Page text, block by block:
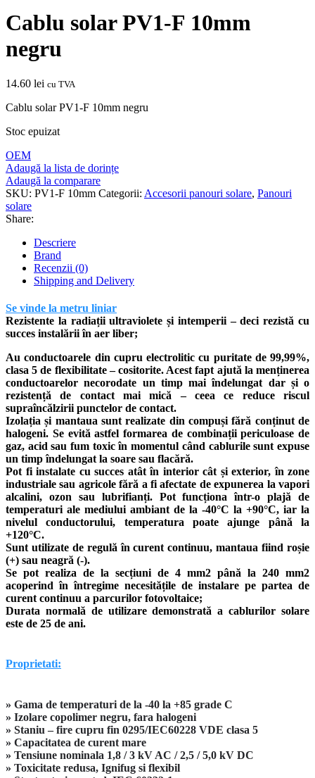
Cablu solar PV1-F 10mm
negru
14.60 lei cu TVA
Cablu solar PV1-F 10mm negru
Stoc epuizat
OEM
Adaugă la lista de dorințe
Adaugă la comparare
SKU: PV1-F 10mm Categorii: Accesorii panouri solare, Panouri
solare
Share:
Descriere
Brand
Recenzii (0)
Shipping and Delivery
Se vinde la metru liniar
Rezistente la radiații ultraviolete și intemperii – deci rezistă cu
succes instalării în aer liber;
Au conductoarele din cupru electrolitic cu puritate de 99,99%,
clasa 5 de flexibilitate – cositorite. Acest fapt ajută la menținerea
conductoarelor necorodate un timp mai îndelungat dar și o
rezistență de contact mai mică – ceea ce reduce riscul
supraîncălzirii punctelor de contact.
Izolația și mantaua sunt realizate din compuși fără conținut de
halogeni. Se evită astfel formarea de combinații periculoase de
gaz, acid sau fum toxic în momentul când cablurile sunt expuse
un timp îndelungat la soare sau flacără.
Pot fi instalate cu succes atât în interior cât și exterior, în zone
industriale sau agricole fără a fi afectate de expunerea la vapori
alcalini, ozon sau lubrifianți. Pot funcționa într-o plajă de
temperaturi ale mediului ambiant de la -40°C la +90°C, iar la
nivelul conductorului, temperatura poate ajunge până la
+120°C.
Sunt utilizate de regulă în curent continuu, mantaua fiind roșie
(+) sau neagră (-).
Se pot realiza de la secțiuni de 4 mm2 până la 240 mm2
acoperind în întregime necesitățile de instalare pe partea de
curent continuu a parcurilor fotovoltaice;
Durata normală de utilizare demonstrată a cablurilor solare
este de 25 de ani.
Proprietati:
» Gama de temperaturi de la -40 la +85 grade C
» Izolare copolimer negru, fara halogeni
» Staniu – fire cupru fin 0295/IEC60228 VDE clasa 5
» Capacitatea de curent mare
» Tensiune nominala 1,8 / 3 kV AC / 2,5 / 5,0 kV DC
» Toxicitate redusa, Ignifug si flexibil